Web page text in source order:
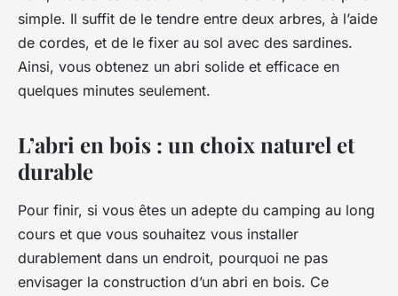
simple. Il suffit de le tendre entre deux arbres, à l’aide
de cordes, et de le fixer au sol avec des sardines.
Ainsi, vous obtenez un abri solide et efficace en
quelques minutes seulement.
L’abri en bois : un choix naturel et
durable
Pour finir, si vous êtes un adepte du camping au long
cours et que vous souhaitez vous installer
durablement dans un endroit, pourquoi ne pas
envisager la construction d’un abri en bois. Ce